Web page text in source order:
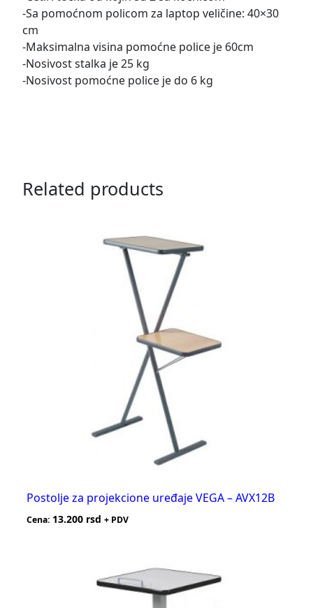
-Sa pomoćnom policom za laptop veličine: 40×30
cm
-Maksimalna visina pomoćne police je 60cm
-Nosivost stalka je 25 kg
-Nosivost pomoćne police je do 6 kg
Related products
Postolje za projekcione uređaje VEGA – AVX12B
Cena: 13.200 rsd + PDV